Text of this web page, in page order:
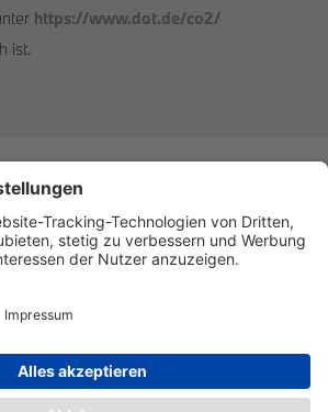
https://www.dat.de/co2/
ist.
Barrierefreiheitserklärung